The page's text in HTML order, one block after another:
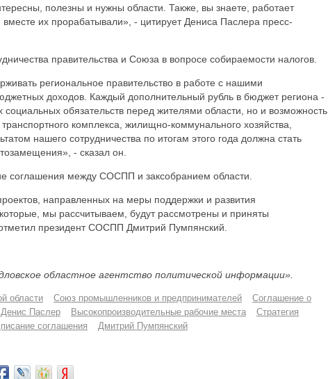
полезны и нужны области. Также, вы знаете, работает
их прорабатывали», - цитирует Дениса Паслера пресс-
правительства и Союза в вопросе собираемости налогов.
региональное правительство в работе с нашими
доходов. Каждый дополнительный рубль в бюджет региона -
обязательств перед жителями области, но и возможность
комплекса, жилищно-коммунального хозяйства,
нашего сотрудничества по итогам этого года должна стать
- сказал он.
соглашения между СОСПП и заксобранием области.
направленных на меры поддержки и развития
мы рассчитываем, будут рассмотрены и приняты
президент СОСПП Дмитрий Пумпянский.
областное агентство политической информации».
области Союз промышленников и предпринимателей
Соглашение о
Денис Паслер Высокопроизводительные рабочие места
Стратегия
соглашения Дмитрий Пумпянский